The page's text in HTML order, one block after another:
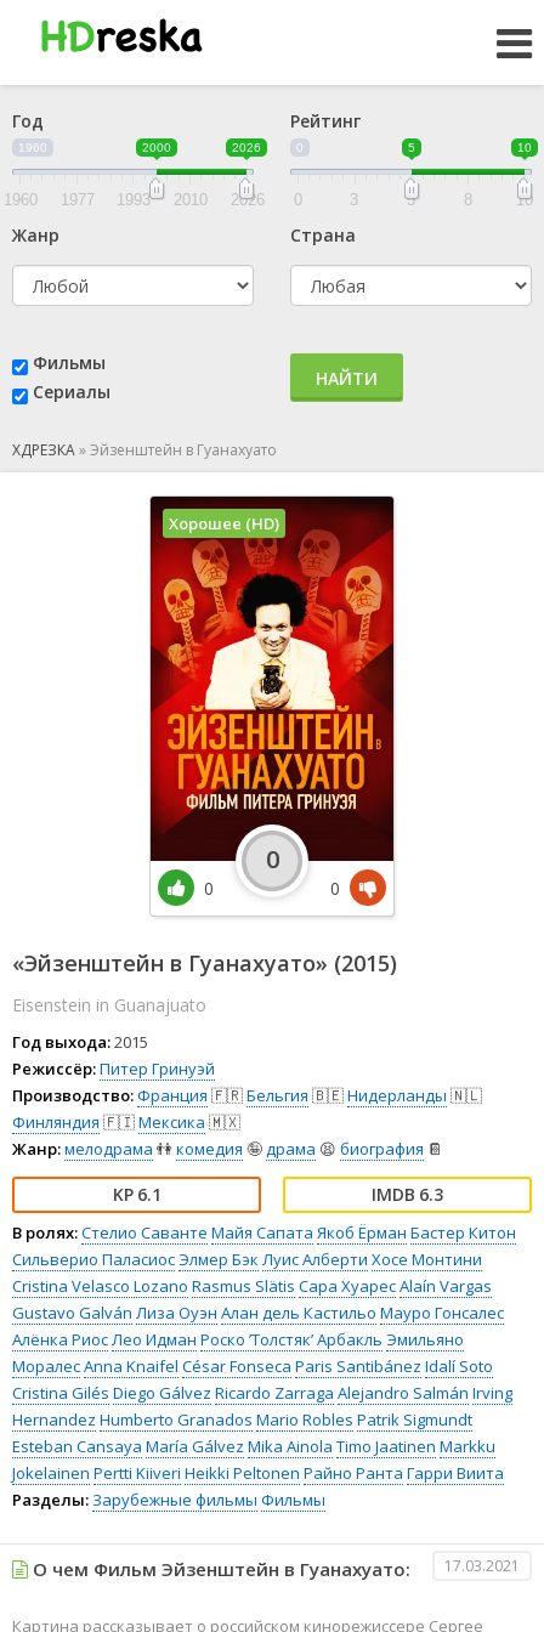
Год
1960 2000 2026
1960 1977 1993 2010 2026
Рейтинг
0 5 10
0 3 5 8 10
Жанр Страна
Фильмы
Сериалы
НАЙТИ
ХДРЕЗКА»Эйзенштейн в Гуанахуато
«Эйзенштейн в Гуанахуато» (2015)
Eisenstein in Guanajuato
Год выхода:2015
Режиссёр:Питер Гринуэй
Производство:Франция 🇫🇷Бельгия 🇧🇪Нидерланды 🇳🇱
Финляндия 🇫🇮Мексика 🇲🇽
Жанр:мелодрама 👫комедия 🤪драма 😫 биография 📔
6.1 6.3
В ролях:Стелио Саванте Майя Сапата Якоб Ёрман Бастер Китон
Сильверио ПаласиосЭлмер Бэк Луис Алберти Хосе Монтини
Cristina Velasco Lozano Rasmus Slätis Сара ХуаресAlaín Vargas
Gustavo Galván Лиза Оуэн Алан дель Кастильо Мауро Гонсалес
Алёнка РиосЛео Идман Роско ’Толстяк’ Арбакль Эмильяно
МоралесAnna Knaifel César Fonseca Paris Santibánez Idalí Soto
Cristina Gilés Diego Gálvez Ricardo Zarraga Alejandro Salmán Irving
Hernandez Humberto Granados Mario Robles Patrik Sigmundt
Esteban Cansaya María Gálvez Mika Ainola Timo Jaatinen Markku
Jokelainen Pertti Kiiveri Heikki Peltonen Райно Ранта Гарри Виита
Разделы: Зарубежные фильмы Фильмы
Хорошее (HD)
0
0
0
О чем Фильм Эйзенштейн в Гуанахуато: 17.03.2021
Картина рассказывает о российском кинорежиссере Сергее